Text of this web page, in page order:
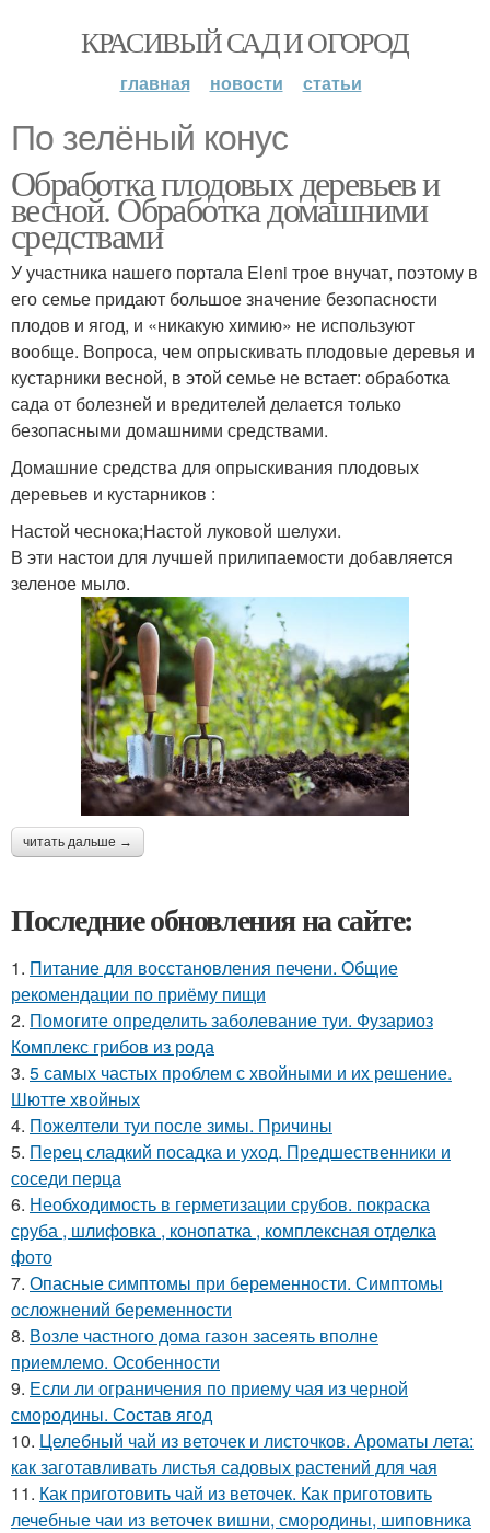
КРАСИВЫЙ САД И ОГОРОД
главная новости статьи
По зелёный конус
Обработка плодовых деревьев и
весной. Обработка домашними
средствами
У участника нашего портала Eleni трое внучат, поэтому в
его семье придают большое значение безопасности
плодов и ягод, и «никакую химию» не используют
вообще. Вопроса, чем опрыскивать плодовые деревья и
кустарники весной, в этой семье не встает: обработка
сада от болезней и вредителей делается только
безопасными домашними средствами.
Домашние средства для опрыскивания плодовых
деревьев и кустарников :
Настой чеснока;Настой луковой шелухи.
В эти настои для лучшей прилипаемости добавляется
зеленое мыло.
читать дальше →
Последние обновления на сайте:
1. Питание для восстановления печени. Общие
рекомендации по приёму пищи
2. Помогите определить заболевание туи. Фузариоз
Комплекс грибов из рода
3. 5 самых частых проблем с хвойными и их решение.
Шютте хвойных
4. Пожелтели туи после зимы. Причины
5. Перец сладкий посадка и уход. Предшественники и
соседи перца
6. Необходимость в герметизации срубов. покраска
сруба , шлифовка , конопатка , комплексная отделка
фото
7. Опасные симптомы при беременности. Симптомы
осложнений беременности
8. Возле частного дома газон засеять вполне
приемлемо. Особенности
9. Если ли ограничения по приему чая из черной
смородины. Состав ягод
10. Целебный чай из веточек и листочков. Ароматы лета:
как заготавливать листья садовых растений для чая
11. Как приготовить чай из веточек. Как приготовить
лечебные чаи из веточек вишни, смородины, шиповника